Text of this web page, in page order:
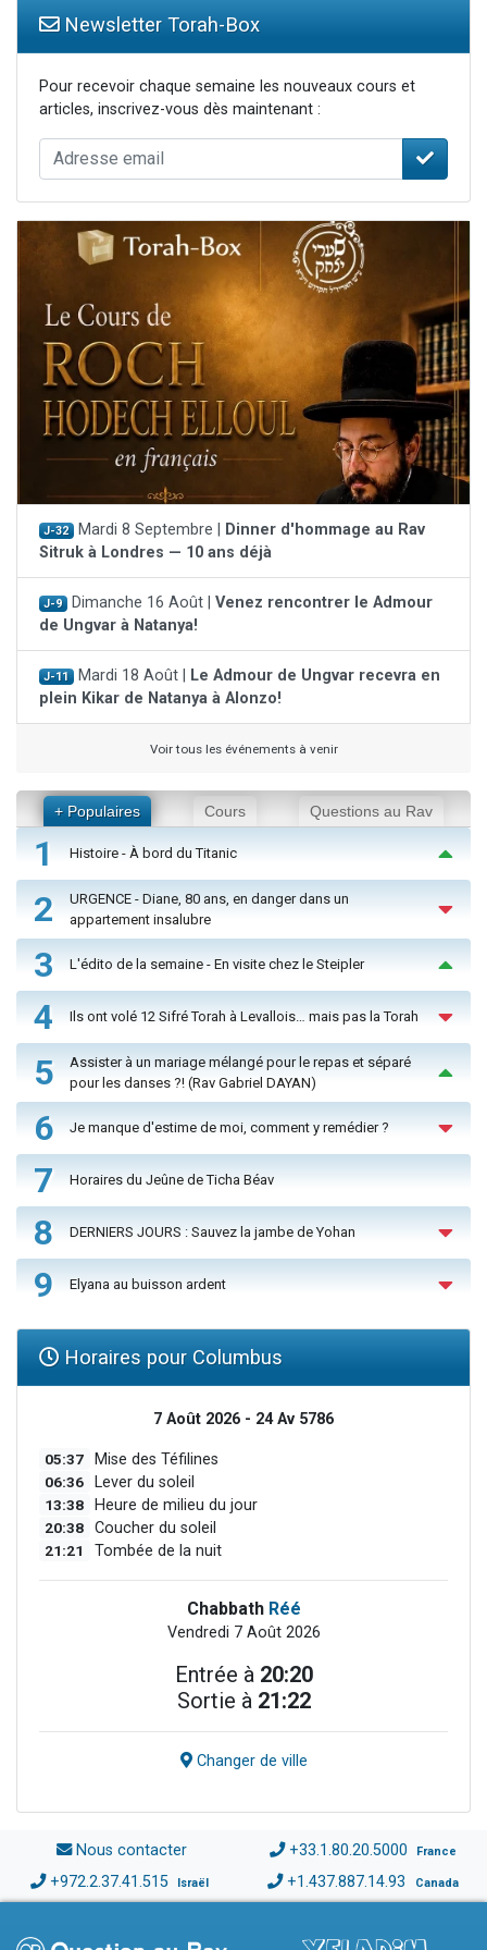
Newsletter Torah-Box
Pour recevoir chaque semaine les nouveaux cours et
articles, inscrivez-vous dès maintenant :
J-32 Mardi 8 Septembre |
Dinner d'hommage au Rav
Sitruk à Londres — 10 ans déjà
J-9 Dimanche 16 Août | Venez rencontrer le Admour
de Ungvar à Natanya!
J-11 Mardi 18 Août |
Le Admour de Ungvar recevra en
plein Kikar de Natanya à Alonzo!
Voir tous les événements à venir
+ Populaires Cours Questions au Rav
1 Histoire - À bord du Titanic
2
URGENCE - Diane, 80 ans, en danger dans un
appartement insalubre
3 L'édito de la semaine - En visite chez le Steipler
4 Ils ont volé 12 Sifré Torah à Levallois… mais pas la Torah
5
Assister à un mariage mélangé pour le repas et séparé
pour les danses ?! (Rav Gabriel DAYAN)
6 Je manque d'estime de moi, comment y remédier ?
7 Horaires du Jeûne de Ticha Béav
8 DERNIERS JOURS : Sauvez la jambe de Yohan
9 Elyana au buisson ardent
Horaires pour Columbus
7 Août 2026 - 24 Av 5786
05:37 Mise des Téfilines
06:36 Lever du soleil
13:38 Heure de milieu du jour
20:38 Coucher du soleil
21:21 Tombée de la nuit
Chabbath Réé
Vendredi 7 Août 2026
Entrée à 20:20
Sortie à 21:22
Changer de ville
Nous contacter +33.1.80.20.5000 France
+972.2.37.41.515 Israël +1.437.887.14.93 Canada